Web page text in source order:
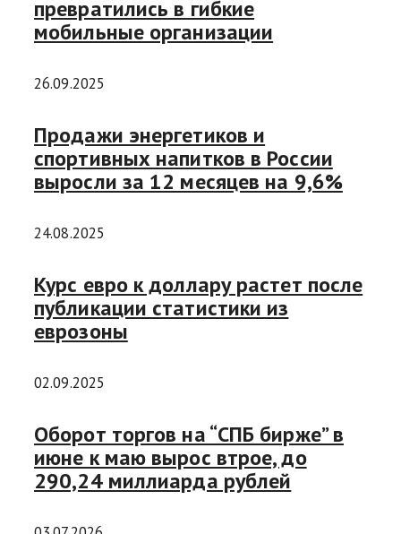
превратились в гибкие
мобильные организации
26.09.2025
Продажи энергетиков и
спортивных напитков в России
выросли за 12 месяцев на 9,6%
24.08.2025
Курс евро к доллару растет после
публикации статистики из
еврозоны
02.09.2025
Оборот торгов на “СПБ бирже” в
июне к маю вырос втрое, до
290,24 миллиарда рублей